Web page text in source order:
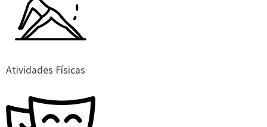
Atividades Físicas